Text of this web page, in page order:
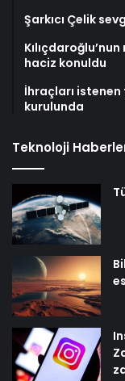
Şarkıcı Çelik
haciz konuldu
İhraçları
kurulunda
Teknoloji